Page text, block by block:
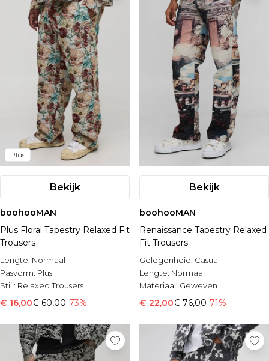
Plus
Bekijk
boohooMAN
Plus Floral Tapestry Relaxed Fit
Trousers
Lengte: Normaal
Pasvorm: Plus
Stijl: Relaxed Trousers
€ 16,00€ 60,00-73%
Bekijk
boohooMAN
Renaissance Tapestry Relaxed
Fit Trousers
Gelegenheid: Casual
Lengte: Normaal
Materiaal: Geweven
€ 22,00€ 76,00-71%